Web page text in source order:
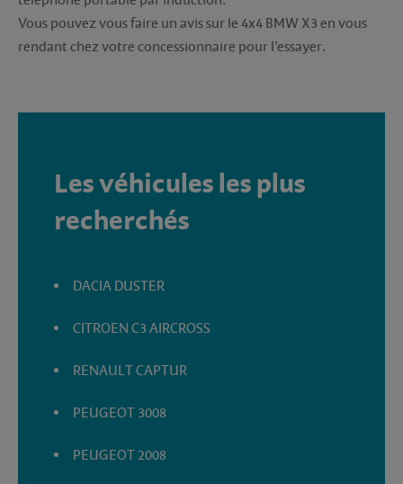
Vous pouvez vous faire un avis sur le 4x4 BMW X3 en vous
rendant chez votre concessionnaire pour l’essayer.
Les véhicules les plus
recherchés
DACIA DUSTER
CITROEN C3 AIRCROSS
RENAULT CAPTUR
PEUGEOT 3008
PEUGEOT 2008